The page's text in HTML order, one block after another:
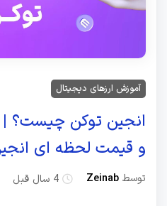
آموزش ارزهای دیجیتال
انجین توکن چیست؟ |
و قیمت لحظه ای
توسط Zeinab 4 سال قبل